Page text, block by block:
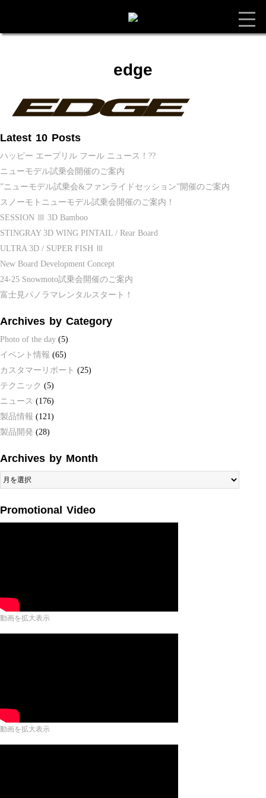
edge
Latest 10 Posts
ハッピー エープリル フール ニュース！??
ニューモデル試乗会開催のご案内
”ニューモデル試乗会&ファンライドセッション”開催のご案内
スノーモトニューモデル試乗会開催のご案内！
SESSION Ⅲ 3D Bamboo
STINGRAY 3D WING PINTAIL / Rear Board
ULTRA 3D / SUPER FISH Ⅲ
New Board Development Concept
24-25 Snowmoto試乗会開催のご案内
富士見パノラマレンタルスタート！
Archives by Category
Photo of the day (5)
イベント情報 (65)
カスタマーリポート (25)
テクニック (5)
ニュース (176)
製品情報 (121)
製品開発 (28)
Archives by Month
Archives
by
Promotional Video
動画を拡大表示
動画を拡大表示